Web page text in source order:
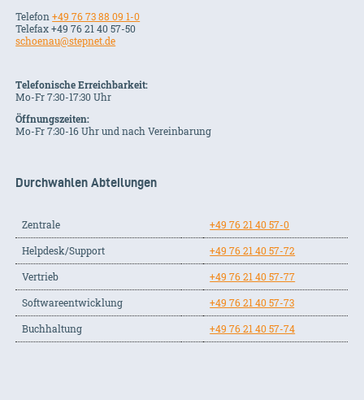
Telefon+49 76 73 88 09 1-0
Telefax +49 76 21 40 57-50
schoenau@stepnet.de
Telefonische Erreichbarkeit:
Mo-Fr 7:30-17:30 Uhr
Öffnungszeiten:
Mo-Fr 7:30-16 Uhr und nach Vereinbarung
Durchwahlen Abteilungen
Zentrale
+49 76 21 40 57-0
Helpdesk/Support
+49 76 21 40 57-72
Vertrieb
+49 76 21 40 57-77
Softwareentwicklung
+49 76 21 40 57-73
Buchhaltung
+49 76 21 40 57-74